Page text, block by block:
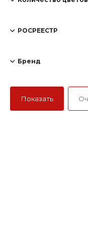
РОСРЕЕСТР
Бренд